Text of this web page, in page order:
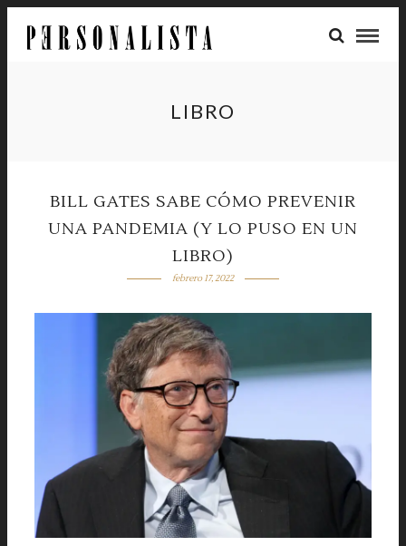
LIBRO
BILL GATES SABE CÓMO PREVENIR
UNA PANDEMIA (Y LO PUSO EN UN
LIBRO)
febrero 17, 2022